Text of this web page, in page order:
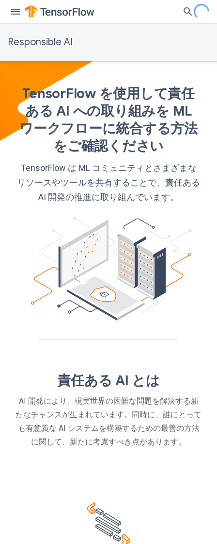
Responsible AI
TensorFlow を使用して責任
ある AI への取り組みを ML
ワークフローに統合する方法
をご確認ください
TensorFlow は ML コミュニティとさまざまな
リソースやツールを共有することで、責任ある
AI 開発の推進に取り組んでいます。
責任ある AI とは
AI 開発により、現実世界の困難な問題を解決する新
たなチャンスが生まれています。同時に、誰にとって
も有意義な AI システムを構築するための最善の方法
に関して、新たに考慮すべき点があります。